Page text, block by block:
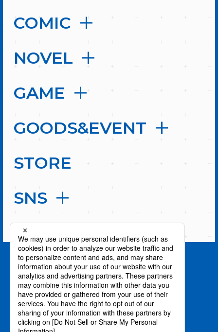
COMIC
NOVEL
GAME
GOODS&EVENT
STORE
SNS
PAGE TOP